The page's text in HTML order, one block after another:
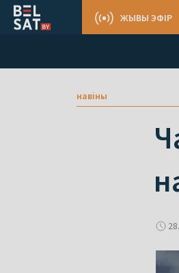
ЖЫВЫ ЭФІР
навіны